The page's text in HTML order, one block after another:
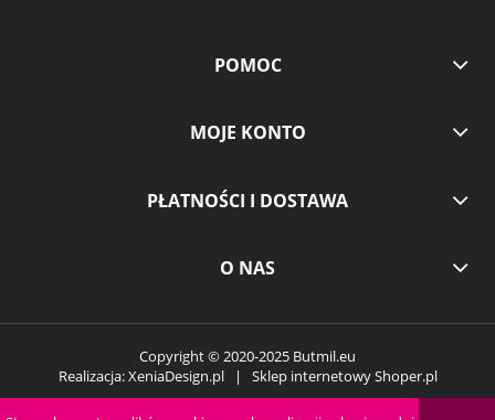
POMOC
MOJE KONTO
PŁATNOŚCI I DOSTAWA
O NAS
Copyright © 2020-2025 Butmil.eu
Realizacja:XeniaDesign.pl| Sklep internetowyShoper.pl